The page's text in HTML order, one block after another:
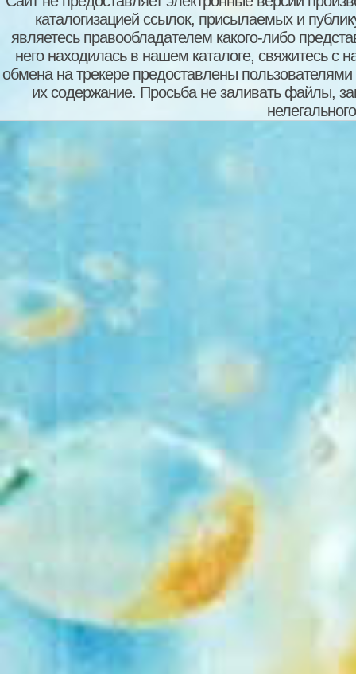
каталогизацией ссылок, присылаемых и
являетесь правообладателем какого-либо
него находилась в нашем каталоге, свяжитесь
обмена на трекере предоставлены пользователями
их содержание. Просьба не заливать файлы,